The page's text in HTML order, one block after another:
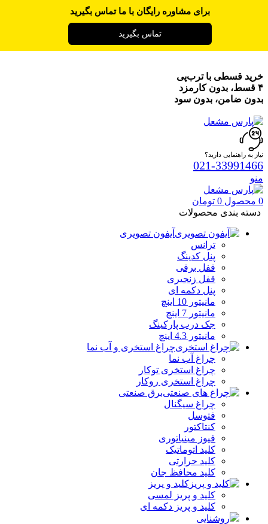
خرید قسطی با ترب‌پی
۴ قسط، بدون کارمزد
بدون ضامن، بدون سود
نیاز به راهنمایی دارید؟
021-33991466
منو
0 محصول 0 تومان
دسته بندی محصولات
آیفون تصویری
ترانس
پنل کدینگ
قفل برقی
قفل زنجیری
پنل دکمه‌ ای
مانیتور 10 اینچ
مانیتور 7 اینچ
جک درب پارکینگ
مانیتور 4.3 اینچ
چراغ استخری و آب نما
چراغ آب نما
چراغ استخری توکار
چراغ استخری روکار
برق صنعتی
چراغ سیگنال
فتوسل
کنتاکتور
فیوز مینیاتوری
کلید اتوماتیک
کلید حرارتی
کلید محافظ جان
کلید و پریز
کلید و پریز لمسی
کلید و پریز دکمه‌ ای
روشنایی
برای مشاوره رایگان با ما تماس بگیرید
تماس بگیرید